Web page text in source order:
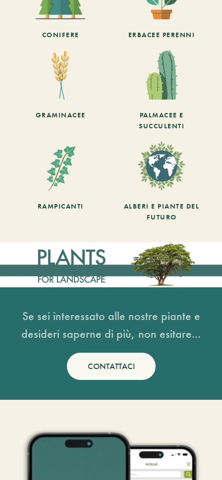
CONIFERE ERBACEE PERENNI
GRAMINACEE
PALMACEE E
SUCCULENTI
RAMPICANTI
ALBERI E PIANTE DEL
FUTURO
Se sei interessato alle nostre piante e
desideri saperne di più, non esitare...
CONTATTACI